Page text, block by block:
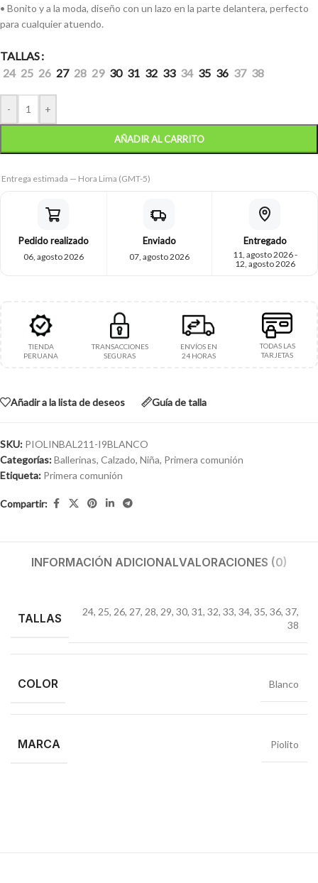
• Bonito y a la moda, diseño con un lazo en la parte delantera, perfecto
para cualquier atuendo.
TALLAS
24 25 26 27 28 29 30 31 32 33 34 35 36 37 38
- +
AÑADIR AL CARRITO
Entrega estimada — Hora Lima (GMT-5)
Pedido realizado
06, agosto 2026
Enviado
07, agosto 2026
Entregado
11, agosto 2026 -
12, agosto 2026
TIENDA
PERUANA
TRANSACCIONES
SEGURAS
ENVÍOS EN
24 HORAS
TODAS LAS
TARJETAS
Añadir a la lista de deseos Guía de talla
SKU: PIOLINBAL211-I9BLANCO
Categorías:Ballerinas, Calzado, Niña, Primera comunión
Etiqueta: Primera comunión
Compartir:
INFORMACIÓN ADICIONALVALORACIONES (0)
TALLAS 24, 25, 26, 27, 28, 29, 30, 31, 32, 33, 34, 35, 36, 37,
38
COLOR Blanco
MARCA Piolito